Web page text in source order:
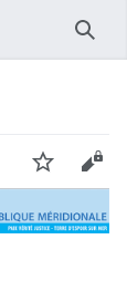
Suivre